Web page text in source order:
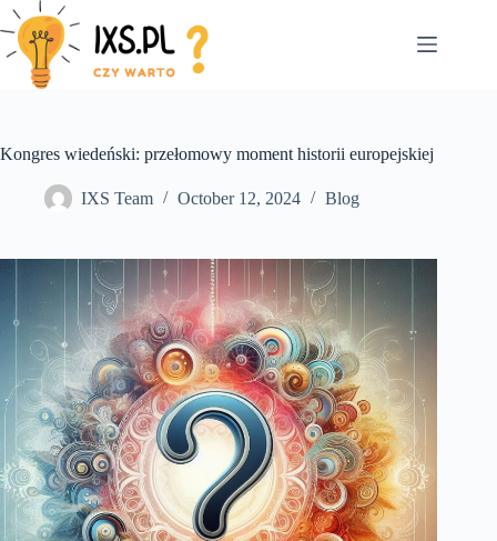
Skip
to
content
Kongres wiedeński: przełomowy moment historii europejskiej
IXS Team October 12, 2024 Blog